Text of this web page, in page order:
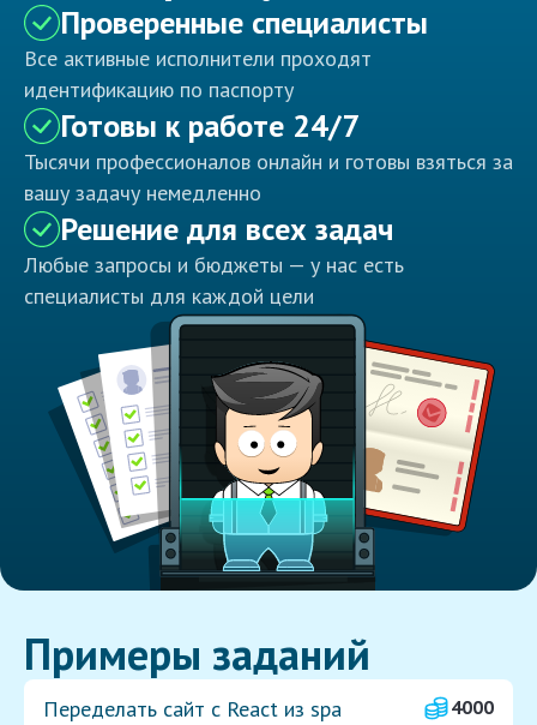
Проверенные специалисты
Все активные исполнители проходят
идентификацию по паспорту
Готовы к работе 24/7
Тысячи профессионалов онлайн и готовы взяться за
вашу задачу немедленно
Решение для всех задач
Любые запросы и бюджеты — у нас есть
специалисты для каждой цели
Примеры заданий
Переделать сайт с React из spa
4000